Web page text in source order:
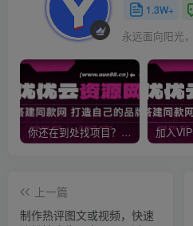
1.3W+
永远面向阳光
你还在到处找项目？还在当韭菜？我靠网创资源站一个月收入5万+，曾经我也是个失败者。
上一篇
制作热评图文或视频，快速